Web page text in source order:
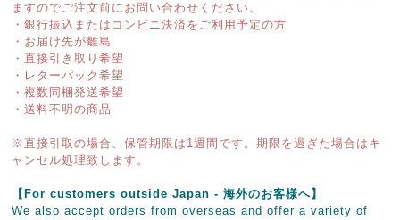
ますのでご注文前にお問い合わせください。
・銀行振込またはコンビニ決済をご利用予定の方
・お届け先が離島
・直接引き取り希望
・レターパック希望
・複数同梱発送希望
・送料不明の商品
※直接引取の場合、保管期限は1週間です。期限を過ぎた場合はキ
ャンセル処理致します。
【For customers outside Japan - 海外のお客様へ】
We also accept orders from overseas and offer a variety of